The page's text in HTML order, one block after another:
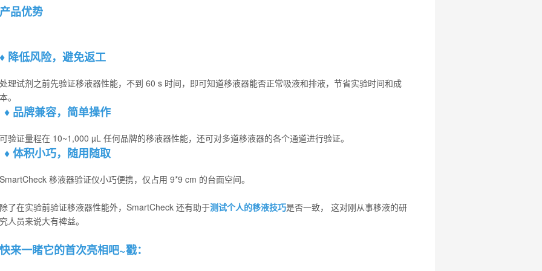
产品优势
♦ 降低风险，避免返工
处理试剂之前先验证移液器性能，不到 60 s 时间，即可知道移液器能否正常吸液和排液，节省实验时间和成
本。
♦ 品牌兼容，简单操作
可验证量程在 10~1,000 µL 任何品牌的移液器性能，还可对多道移液器的各个通道进行验证。
♦ 体积小巧，随用随取
SmartCheck 移液器验证仪小巧便携，仅占用 9*9 cm 的台面空间。
除了在实验前验证移液器性能外，SmartCheck 还有助于测试个人的移液技巧是否一致， 这对刚从事移液的研
究人员来说大有裨益。
快来一睹它的首次亮相吧~戳：